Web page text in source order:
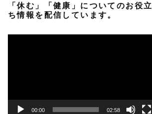
「休む」「健康」についてのお役立
ち情報を配信しています。
00:00 02:58